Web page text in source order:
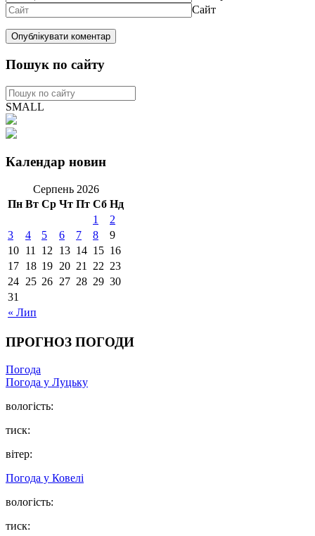
Сайт
Пошук по сайту
SMALL
Календар новин
Серпень 2026
Пн Вт Ср Чт Пт Сб Нд
« Лип
1
2
3
4 5 6 7 8
9
10 11 12 13 14 15 16
17 18 19 20 21 22 23
24 25 26 27 28 29 30
31
ПРОГНОЗ ПОГОДИ
Погода
Погода у Луцьку
вологість:
тиск:
вітер:
Погода у Ковелі
вологість:
тиск: